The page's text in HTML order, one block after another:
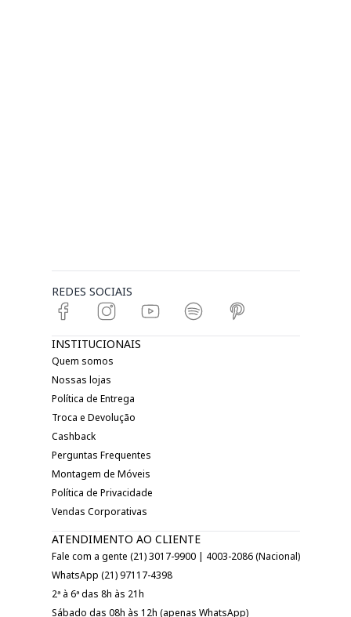
REDES SOCIAIS
INSTITUCIONAIS
Quem somos
Nossas lojas
Política de Entrega
Troca e Devolução
Cashback
Perguntas Frequentes
Montagem de Móveis
Política de Privacidade
Vendas Corporativas
ATENDIMENTO AO CLIENTE
Fale com a gente (21) 3017-9900 | 4003-2086 (Nacional)
WhatsApp (21) 97117-4398
2ª à 6ª das 8h às 21h
Sábado das 08h às 12h (apenas WhatsApp)